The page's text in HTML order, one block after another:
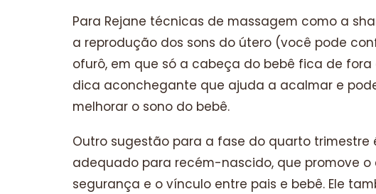
Para Rejane técnicas de massagem como a
a reprodução dos sons do útero (você pode
ofurô, em que só a cabeça do bebê fica de
dica aconchegante que ajuda a acalmar e
melhorar o sono do bebê.
Outro sugestão para a fase do quarto
adequado para recém-nascido, que promove
segurança e o vínculo entre pais e bebê. Ele